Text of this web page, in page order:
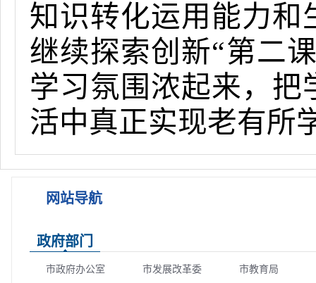
知识转化运用能力和
继续探索创新“第二
学习氛围浓起来，把
活中真正实现老有所
网站导航
政府部门
市政府办公室 市发展改革委
市教育局